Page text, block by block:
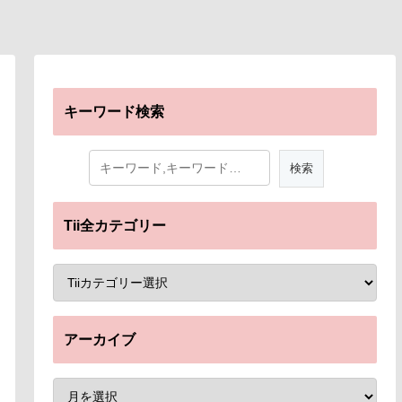
キーワード検索
Tii全カテゴリー
アーカイブ